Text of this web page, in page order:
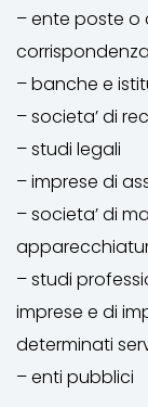
– ente poste o
corrispondenza
– banche e
– societa’ di
– studi legali
– imprese di
– societa’ di
– studi
imprese e di
determinati
– enti pubblici